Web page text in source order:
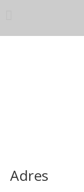
Adres